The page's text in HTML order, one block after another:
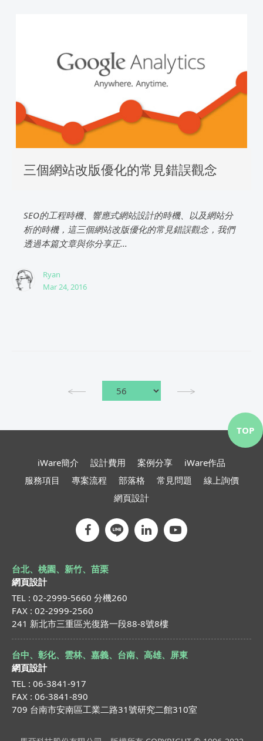
三個網站改版優化的常見錯誤觀念
SEO的工程時機、響應式網站設計的時機、以及網站分
析的時機，這三個網站改版優化的常見錯誤觀念，我們
透過本篇文章與你分享正...
Ryan
Mar 24, 2016
iWare簡介 設計費用 案例分享
iWare作品
服務項目
專案流程 部落格 常見問題
線上詢價
網頁設計
台北、桃園、新竹、苗栗
網頁設計
TEL : 02-2999-5660 分機260
FAX : 02-2999-2560
241 新北市三重區光復路一段88-8號8樓
台中、彰化、雲林、嘉義、台南、高雄、屏東
網頁設計
TEL : 06-3841-917
FAX : 06-3841-890
709 台南市安南區工業二路31號研究二館310室
TOP